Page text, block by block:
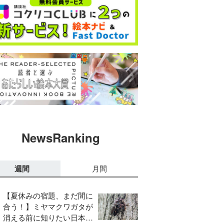
NewsRanking
週間 月間
【夏休みの宿題、まだ間に
合う！】ミヤマクワガタが
消える前に知りたい日本の